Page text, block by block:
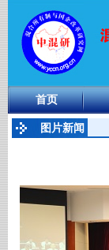
首页
图片新闻